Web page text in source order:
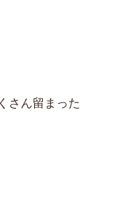
さん留まった